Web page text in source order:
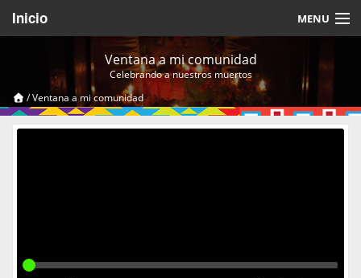
Inicio MENU
Videos Temáticos
Cerrar Sesión
Ventana a mi comunidad
Celebrando a nuestros muertos
/Ventana a mi comunidad